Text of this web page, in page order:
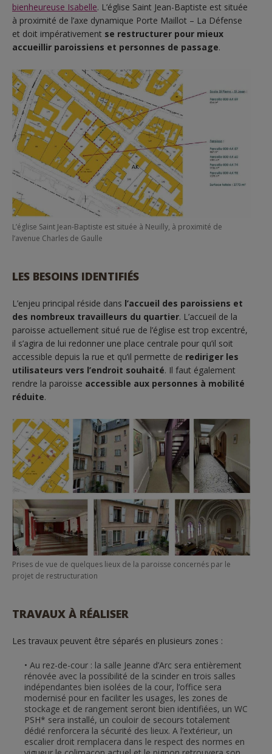
bienheureuse Isabelle. L’église Saint Jean-Baptiste est située
à proximité de l’axe dynamique Porte Maillot – La Défense
et doit impérativement se restructurer pour mieux
accueillir paroissiens et personnes de passage.
L’église Saint Jean-Baptiste est située à Neuilly, à proximité de
l’avenue Charles de Gaulle
LES BESOINS IDENTIFIÉS
L’enjeu principal réside dans l’accueil des paroissiens et
des nombreux travailleurs du quartier. L’accueil de la
paroisse actuellement situé rue de l’église est trop excentré,
il s’agira de lui redonner une place centrale pour qu’il soit
accessible depuis la rue et qu’il permette de rediriger les
utilisateurs vers l’endroit souhaité. Il faut également
rendre la paroisse accessible aux personnes à mobilité
réduite.
Prises de vue de quelques lieux de la paroisse concernés par le
projet de restructuration
TRAVAUX À RÉALISER
Les travaux peuvent être séparés en plusieurs zones :
Au rez-de-cour : la salle Jeanne d’Arc sera entièrement
rénovée avec la possibilité de la scinder en trois salles
indépendantes bien isolées de la cour, l’office sera
modernisé pour en faciliter les usages, les zones de
stockage et de rangement seront bien identifiées, un WC
PSH* sera installé, un couloir de secours totalement
dédié renforcera la sécurité des lieux. A l’extérieur, un
escalier droit remplacera dans le respect des normes en